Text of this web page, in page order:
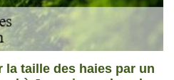
taille des haies par un